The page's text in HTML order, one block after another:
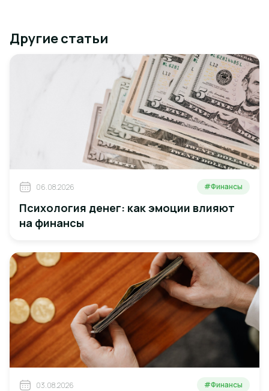
Другие статьи
06.08.2026 #Финансы
Психология денег: как эмоции влияют
на финансы
03.08.2026 #Финансы